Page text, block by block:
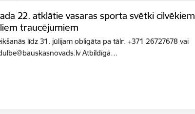
22. atklātie vasaras sporta svētki cilvēkiem
traucējumiem
līdz 31. jūlijam obligāta pa tālr. +371 26727678 vai
Atbildīgā…